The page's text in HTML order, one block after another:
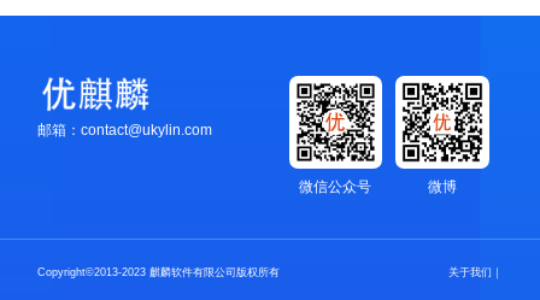
邮箱：contact@ukylin.com
微博
微信公众号
Copyright©2013-2023 麒麟软件有限公司版权所有 关于我们 ｜